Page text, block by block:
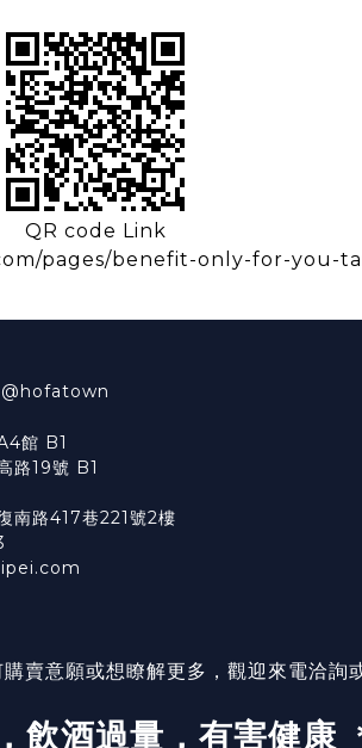
QR code Link
pages/benefit-only-for-you-
@hofatown
館 B1
路19號 B1
南路417巷221號2樓
賣意願或想瞭解更多，觀迎來電洽詢
飲酒過量，有害健康